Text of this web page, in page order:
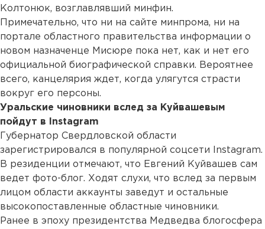
Колтонюк, возглавлявший минфин.
Примечательно, что ни на сайте минпрома, ни на
портале областного правительства информации о
новом назначенце Мисюре пока нет, как и нет его
официальной биографической справки. Вероятнее
всего, канцелярия ждет, когда улягутся страсти
вокруг его персоны.
Уральские чиновники вслед за Куйвашевым
пойдут в Instagram
Губернатор Свердловской области
зарегистрировался в популярной соцсети Instagram.
В резиденции отмечают, что Евгений Куйвашев сам
ведет фото-блог. Ходят слухи, что вслед за первым
лицом области аккаунты заведут и остальные
высокопоставленные областные чиновники.
Ранее в эпоху президентства Медведва блогосфера